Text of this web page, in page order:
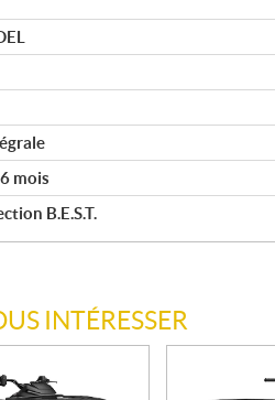
mois
B.E.S.T.
INTÉRESSER